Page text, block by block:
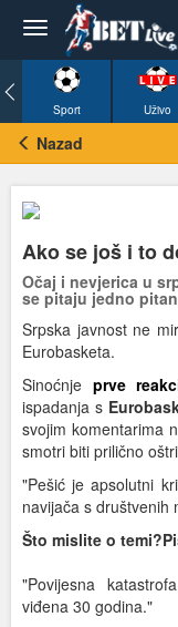
Sport Uživo
Nazad
Ako se još i to
Očaj i nevjerica u
se pitaju jedno
Srpska javnost ne
Eurobasketa.
Sinoćnje prve
ispadanja s
svojim komentarima
smotri biti prilično
"Pešić je apsolutni
navijača s društvenih
Što mislite o temi?
"Povijesna
viđena 30 godina."